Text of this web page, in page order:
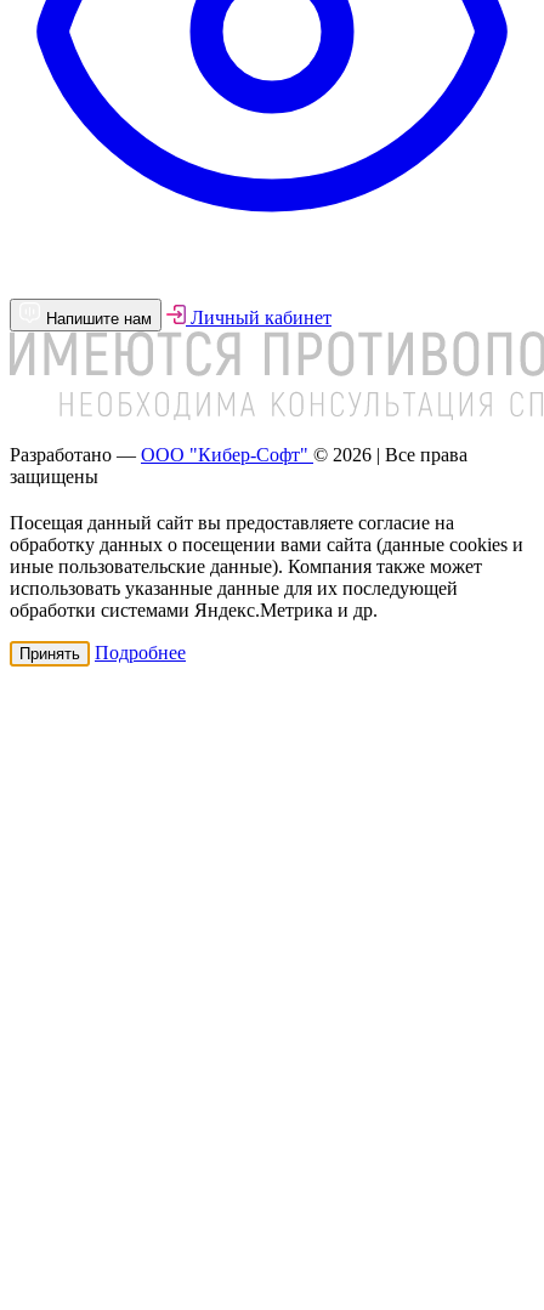
Напишите нам Личный кабинет
Разработано — ООО "Кибер-Софт" © 2026 | Все права
защищены
Посещая данный сайт вы предоставляете согласие на
обработку данных о посещении вами сайта (данные cookies и
иные пользовательские данные). Компания также может
использовать указанные данные для их последующей
обработки системами Яндекс.Метрика и др.
Принять Подробнее